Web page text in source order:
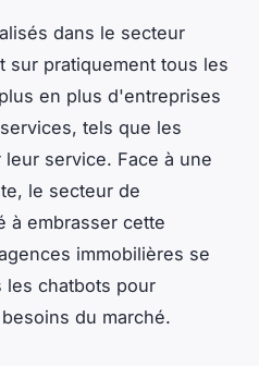
dans le secteur
sur pratiquement tous les
en plus d'entreprises
tels que les
service. Face à une
le secteur de
à embrasser cette
immobilières se
les chatbots pour
du marché.